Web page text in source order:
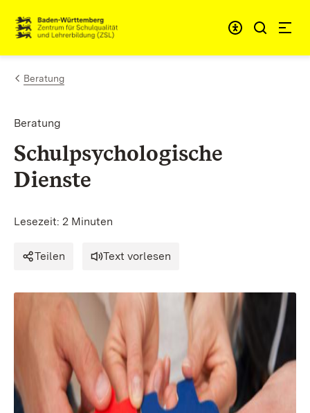
Zum Inhalt springen
Link zur Startseite
Beratung
Beratung
Schulpsychologische
Dienste
Lesezeit: 2 Minuten
Teilen Text vorlesen